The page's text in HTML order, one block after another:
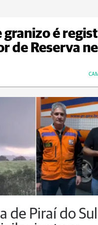
granizo é
de Reserva
de Piraí do